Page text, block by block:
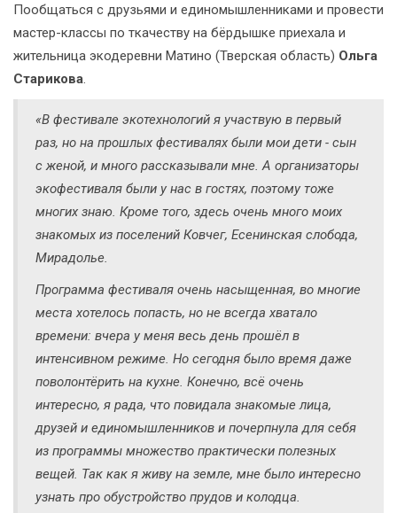
Пообщаться с друзьями и единомышленниками и провести
мастер-классы по ткачеству на бёрдышке приехала и
жительница экодеревни Матино (Тверская область) Ольга
Старикова.
«В фестивале экотехнологий я участвую в первый
раз, но на прошлых фестивалях были мои дети - сын
с женой, и много рассказывали мне. А организаторы
экофестиваля были у нас в гостях, поэтому тоже
многих знаю. Кроме того, здесь очень много моих
знакомых из поселений Ковчег, Есенинская слобода,
Мирадолье.
Программа фестиваля очень насыщенная, во многие
места хотелось попасть, но не всегда хватало
времени: вчера у меня весь день прошёл в
интенсивном режиме. Но сегодня было время даже
поволонтёрить на кухне. Конечно, всё очень
интересно, я рада, что повидала знакомые лица,
друзей и единомышленников и почерпнула для себя
из программы множество практически полезных
вещей. Так как я живу на земле, мне было интересно
узнать про обустройство прудов и колодца.